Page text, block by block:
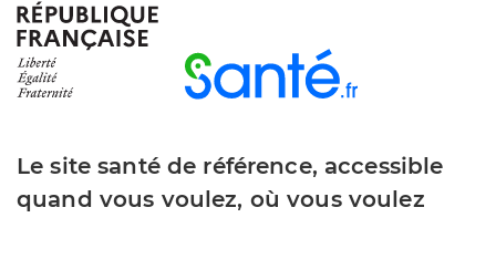
Le site santé de référence, accessible
quand vous voulez, où vous voulez